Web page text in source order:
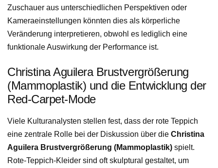
Zuschauer aus unterschiedlichen Perspektiven oder
Kameraeinstellungen könnten dies als körperliche
Veränderung interpretieren, obwohl es lediglich eine
funktionale Auswirkung der Performance ist.
Christina Aguilera Brustvergrößerung
(Mammoplastik) und die Entwicklung der
Red-Carpet-Mode
Viele Kulturanalysten stellen fest, dass der rote Teppich
eine zentrale Rolle bei der Diskussion über die Christina
Aguilera Brustvergrößerung (Mammoplastik) spielt.
Rote-Teppich-Kleider sind oft skulptural gestaltet, um